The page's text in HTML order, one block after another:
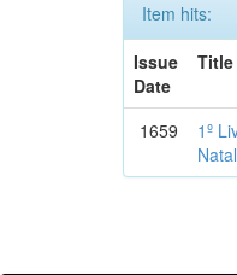
Item hits:
Issue
Date
Title
1659
1º